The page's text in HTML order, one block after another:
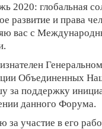
2020: глобальная
развитие и права
вас с
Объединенных
за поддержку
данного Форума.
за участие в его